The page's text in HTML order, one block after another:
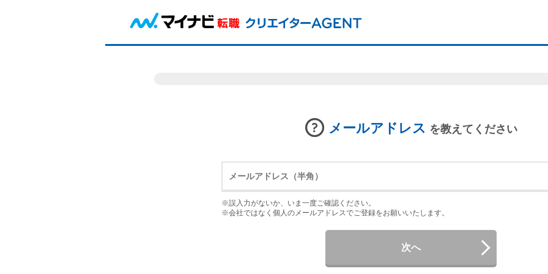
メールアドレス を教えてください
※誤入力がないか、いま一度ご確認ください。
※会社ではなく個人のメールアドレスでご登録をお願いいたします。
次へ